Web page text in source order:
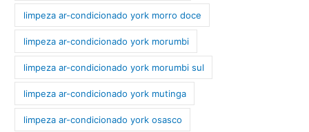
limpeza ar-condicionado york morro doce
limpeza ar-condicionado york morumbi
limpeza ar-condicionado york morumbi sul
limpeza ar-condicionado york mutinga
limpeza ar-condicionado york osasco